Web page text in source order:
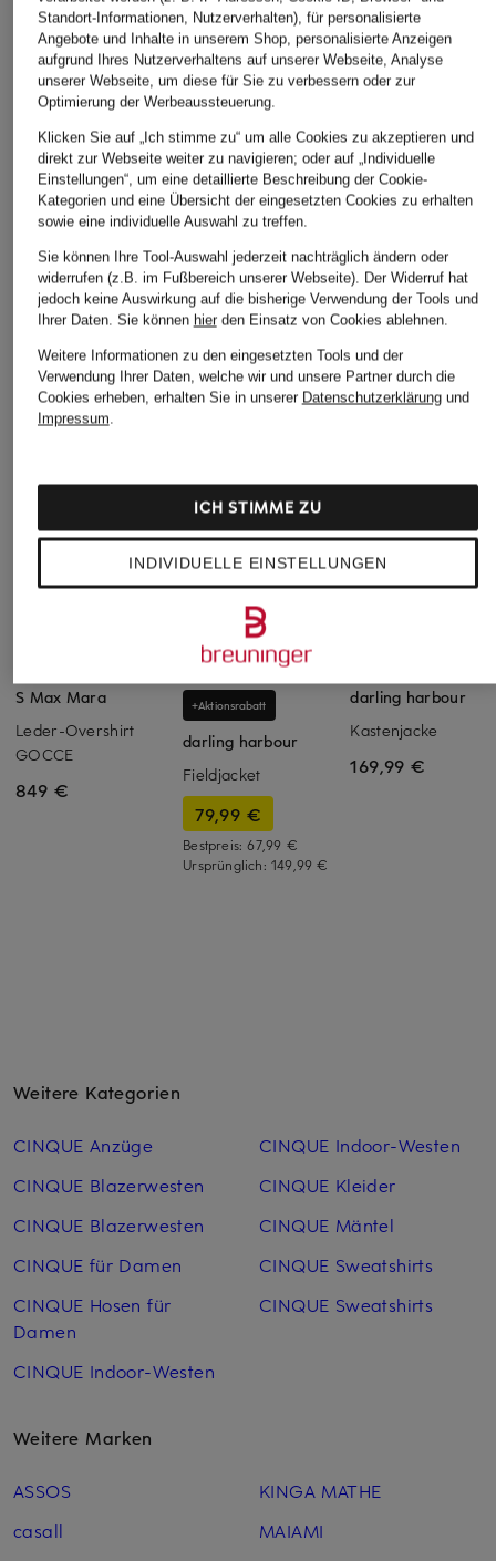
ÄHNLICHE ARTIKEL ENTDECKEN
S Max Mara
Leder-Overshirt
GOCCE
849 €
+Aktionsrabatt
darling harbour
Fieldjacket
79,99 €
Bestpreis:67,99 €
Ursprünglich: 149,99 €
darling harbour
Kastenjacke
169,99 €
Weitere Kategorien
CINQUE Anzüge
CINQUE Blazerwesten
CINQUE Blazerwesten
CINQUE für Damen
CINQUE Hosen für
Damen
CINQUE Indoor-Westen
CINQUE Indoor-Westen
CINQUE Kleider
CINQUE Mäntel
CINQUE Sweatshirts
CINQUE Sweatshirts
Weitere Marken
ASSOS
casall
KINGA MATHE
MAIAMI
Standort-Informationen, Nutzerverhalten), für personalisierte
Angebote und Inhalte in unserem Shop, personalisierte Anzeigen
aufgrund Ihres Nutzerverhaltens auf unserer Webseite, Analyse
unserer Webseite, um diese für Sie zu verbessern oder zur
Optimierung der Werbeaussteuerung.
Klicken Sie auf „Ich stimme zu“ um alle Cookies zu akzeptieren und
direkt zur Webseite weiter zu navigieren; oder auf „Individuelle
Einstellungen“, um eine detaillierte Beschreibung der Cookie-
Kategorien und eine Übersicht der eingesetzten Cookies zu erhalten
sowie eine individuelle Auswahl zu treffen.
Sie können Ihre Tool-Auswahl jederzeit nachträglich ändern oder
widerrufen (z.B. im Fußbereich unserer Webseite). Der Widerruf hat
jedoch keine Auswirkung auf die bisherige Verwendung der Tools und
Ihrer Daten. Sie können hierden Einsatz von Cookies ablehnen.
Weitere Informationen zu den eingesetzten Tools und der
Verwendung Ihrer Daten, welche wir und unsere Partner durch die
Cookies erheben, erhalten Sie in unserer Datenschutzerklärungund
Impressum.
INDIVIDUELLE EINSTELLUNGEN
ICH STIMME ZU